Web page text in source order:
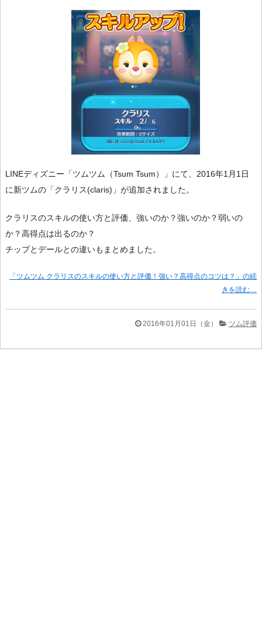
LINEディズニー「ツムツム（Tsum Tsum）」にて、2016年1月1日
に新ツムの「クラリス(claris)」が追加されました。
クラリスのスキルの使い方と評価、強いのか？強いのか？弱いの
か？高得点は出るのか？
チップとデールとの違いもまとめました。
「ツムツム クラリスのスキルの使い方と評価！強い？高得点のコツは？」の続
きを読む…
2016年01月01日（金） ツム評価